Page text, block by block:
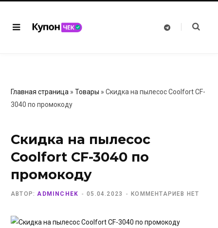
T
Главная страница » Товары » Скидка на пылесос Coolfort CF-
3040 по промокоду
Скидка на пылесос
Coolfort CF-3040 по
промокоду
АВТОР: ADMINCHEK 05.04.2023 КОММЕНТАРИЕВ НЕТ